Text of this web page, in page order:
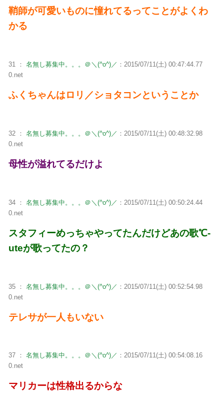
鞘師が可愛いものに憧れてるってことがよくわ
かる
31 ： 名無し募集中。。。＠＼(^o^)／ ：2015/07/11(土) 00:47:44.77
0.net
ふくちゃんはロリ／ショタコンということか
32 ： 名無し募集中。。。＠＼(^o^)／ ：2015/07/11(土) 00:48:32.98
0.net
母性が溢れてるだけよ
34 ： 名無し募集中。。。＠＼(^o^)／ ：2015/07/11(土) 00:50:24.44
0.net
スタフィーめっちゃやってたんだけどあの歌℃-
uteが歌ってたの？
35 ： 名無し募集中。。。＠＼(^o^)／ ：2015/07/11(土) 00:52:54.98
0.net
テレサが一人もいない
37 ： 名無し募集中。。。＠＼(^o^)／ ：2015/07/11(土) 00:54:08.16
0.net
マリカーは性格出るからな